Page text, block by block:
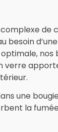
de
besoin
verre
une
la